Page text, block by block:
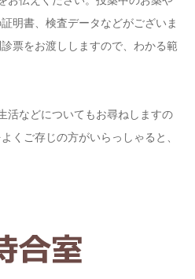
明書、検査データなどがございま
票をお渡ししますので、わかる範
活などについてもお尋ねしますの
くご存じの方がいらっしゃると、